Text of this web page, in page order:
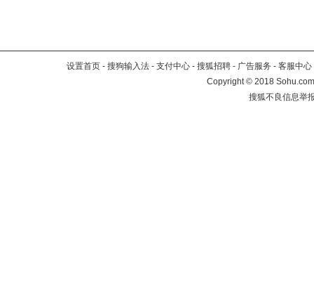
设置首页 - 搜狗输入法 - 支付中心 - 搜狐招聘 - 广告服务 - 客服中心
Copyright©2018
搜狐不良信息举